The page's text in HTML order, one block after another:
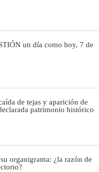
un día como hoy, 7 de
de tejas y aparición de
patrimonio histórico
organigrama: ¿la razón de